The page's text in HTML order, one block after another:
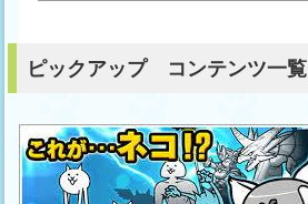
ピックアップ コンテンツ一覧